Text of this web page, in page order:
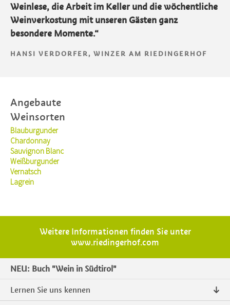
Weinlese, die Arbeit im Keller und die wöchentliche
Weinverkostung mit unseren Gästen ganz
besondere Momente.“
HANSI VERDORFER, WINZER AM RIEDINGERHOF
Angebaute
Weinsorten
Blauburgunder
Chardonnay
Sauvignon Blanc
Weißburgunder
Vernatsch
Lagrein
Weitere Informationen finden Sie unter
www.riedingerhof.com
NEU: Buch "Wein in Südtirol"
Lernen Sie uns kennen